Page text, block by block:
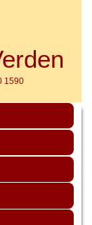
1590